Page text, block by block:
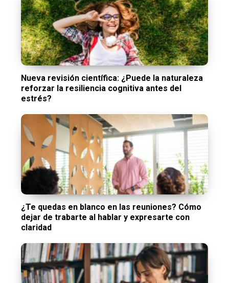
Nueva revisión científica: ¿Puede la naturaleza
reforzar la resiliencia cognitiva antes del
estrés?
¿Te quedas en blanco en las reuniones? Cómo
dejar de trabarte al hablar y expresarte con
claridad